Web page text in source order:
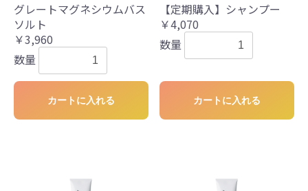
グレートマグネシウムバス
ソルト
￥3,960
数量
カートに入れる
【定期購入】シャンプー
￥4,070
数量
カートに入れる